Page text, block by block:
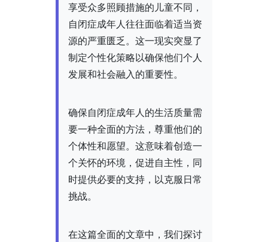
享受众多照顾措施的儿童不同，
自闭症成年人往往面临着适当资
源的严重匮乏。这一现实突显了
制定个性化策略以确保他们个人
发展和社会融入的重要性。
确保自闭症成年人的生活质量需
要一种全面的方法，尊重他们的
个体性和愿望。这意味着创造一
个关怀的环境，促进自主性，同
时提供必要的支持，以克服日常
挑战。
在这篇全面的文章中，我们探讨